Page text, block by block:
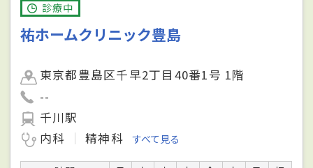
診療中
祐ホームクリニック豊島
東京都豊島区千早2丁目40番1号 1階
--
千川駅
内科
精神科 すべて見る